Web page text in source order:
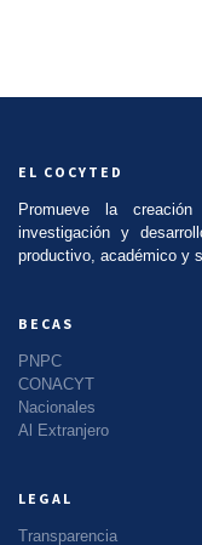
EL COCYTED
Promueve la
investigación y
productivo, académico y
BECAS
PNPC
CONACYT
Nacionales
Al Extranjero
LEGAL
Transparencia